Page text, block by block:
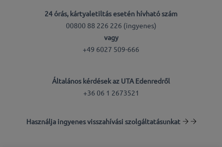
24 órás, kártyaletiltás esetén hívható szám
00800 88 226 226 (ingyenes)
vagy
+49 6027 509-666
Általános kérdések az UTA Edenredről
+36 06 1 2673521
Használja ingyenes visszahívási szolgáltatásunkat